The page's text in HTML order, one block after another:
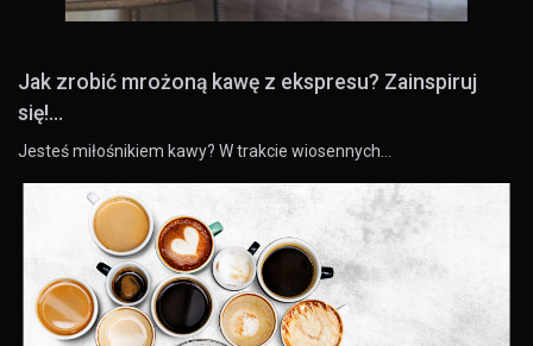
Jak zrobić mrożoną kawę z ekspresu? Zainspiruj
się!...
Jesteś miłośnikiem kawy? W trakcie wiosennych…